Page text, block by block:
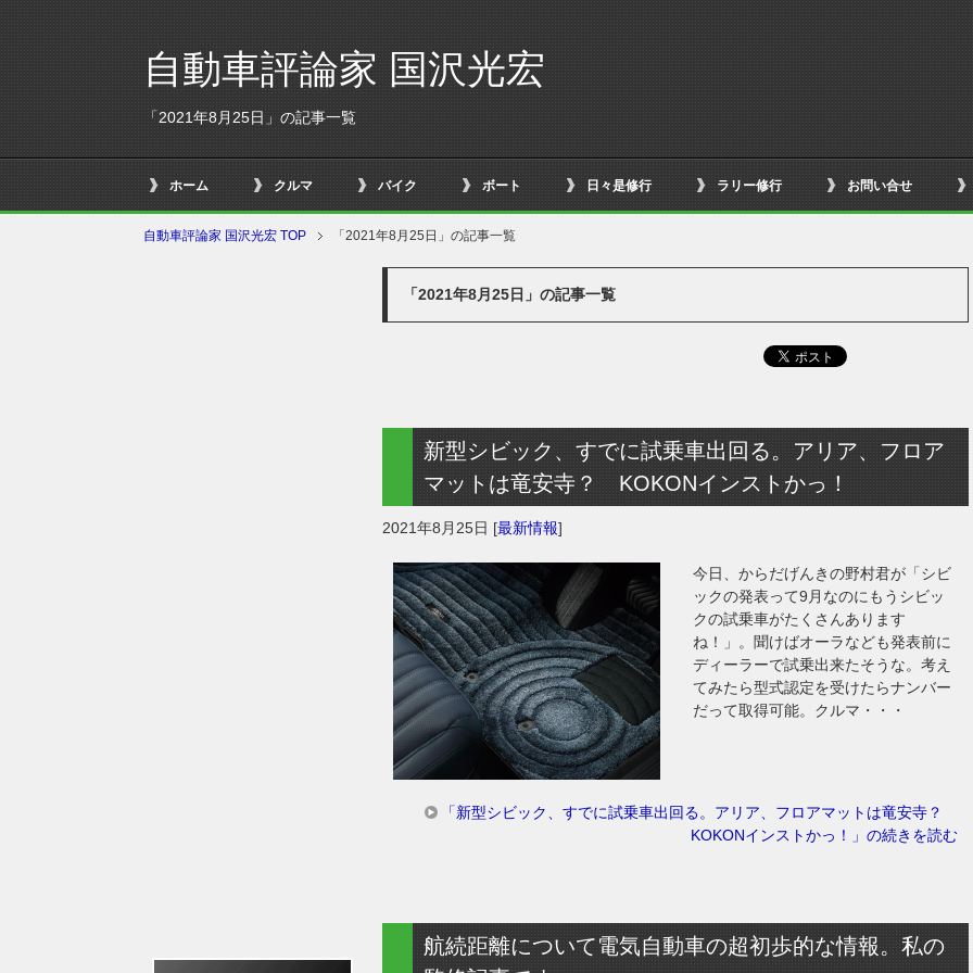
自動車評論家 国沢光宏
「2021年8月25日」の記事一覧
ホーム クルマ バイク ボート 日々是修行 ラリー修行 お問い合せ
自動車評論家 国沢光宏 TOP 「2021年8月25日」の記事一覧
「2021年8月25日」の記事一覧
新型シビック、すでに試乗車出回る。アリア、フロア
マットは竜安寺？ KOKONインストかっ！
2021年8月25日 [最新情報]
今日、からだげんきの野村君が「シビ
ックの発表って9月なのにもうシビッ
クの試乗車がたくさんあります
ね！」。聞けばオーラなども発表前に
ディーラーで試乗出来たそうな。考え
てみたら型式認定を受けたらナンバー
だって取得可能。クルマ・・・
「新型シビック、すでに試乗車出回る。アリア、フロアマットは竜安寺？
KOKONインストかっ！」の続きを読む
航続距離について電気自動車の超初歩的な情報。私の